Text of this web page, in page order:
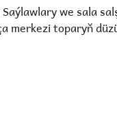
we sala
merkezi toparyň